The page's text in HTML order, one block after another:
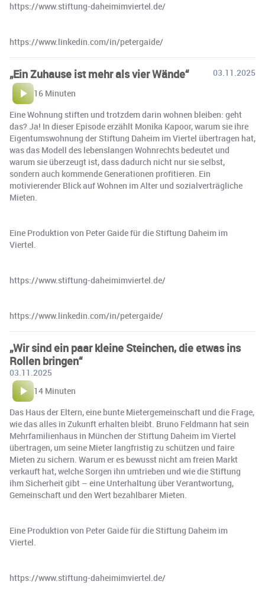
https://www.stiftung-daheimimviertel.de/
https://www.linkedin.com/in/petergaide/
„Ein Zuhause ist mehr als vier Wände“
03.11.2025
16 Minuten
Eine Wohnung stiften und trotzdem darin wohnen bleiben: geht
das? Ja! In dieser Episode erzählt Monika Kapoor, warum sie ihre
Eigentumswohnung der Stiftung Daheim im Viertel übertragen hat,
was das Modell des lebenslangen Wohnrechts bedeutet und
warum sie überzeugt ist, dass dadurch nicht nur sie selbst,
sondern auch kommende Generationen profitieren. Ein
motivierender Blick auf Wohnen im Alter und sozialverträgliche
Mieten.
Eine Produktion von Peter Gaide für die Stiftung Daheim im
Viertel.
https://www.stiftung-daheimimviertel.de/
https://www.linkedin.com/in/petergaide/
„Wir sind ein paar kleine Steinchen, die etwas ins
Rollen bringen“
03.11.2025
14 Minuten
Das Haus der Eltern, eine bunte Mietergemeinschaft und die Frage,
wie das alles in Zukunft erhalten bleibt. Bruno Feldmann hat sein
Mehrfamilienhaus in München der Stiftung Daheim im Viertel
übertragen, um seine Mieter langfristig zu schützen und faire
Mieten zu sichern. Warum er es bewusst nicht am freien Markt
verkauft hat, welche Sorgen ihn umtrieben und wie die Stiftung
ihm Sicherheit gibt – eine Unterhaltung über Verantwortung,
Gemeinschaft und den Wert bezahlbarer Mieten.
Eine Produktion von Peter Gaide für die Stiftung Daheim im
Viertel.
https://www.stiftung-daheimimviertel.de/